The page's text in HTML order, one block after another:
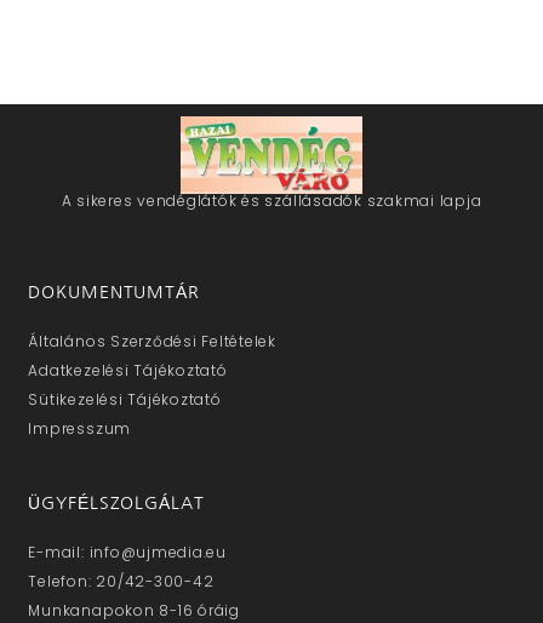
A sikeres vendéglátók és szállásadók szakmai lapja
DOKUMENTUMTÁR
Általános Szerződési Feltételek
Adatkezelési Tájékoztató
Sütikezelési Tájékoztató
Impresszum
ÜGYFÉLSZOLGÁLAT
E-mail: info@ujmedia.eu
Telefon: 20/42-300-42
Munkanapokon 8-16 óráig